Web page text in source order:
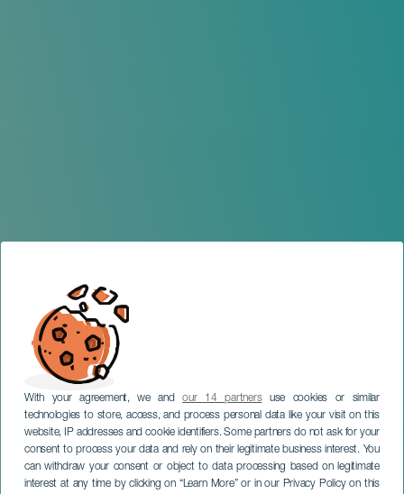
With your agreement, we andour 14 partnersuse cookies or similar
technologies to store, access, and process personal data like your visit on this
website, IP addresses and cookie identifiers. Some partners do not ask for your
consent to process your data and rely on their legitimate business interest. You
can withdraw your consent or object to data processing based on legitimate
interest at any time by clicking on “Learn More” or in our Privacy Policy on this
TENERIFE